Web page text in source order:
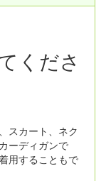
くださ
スカート、ネク
ーディガンで
用することもで